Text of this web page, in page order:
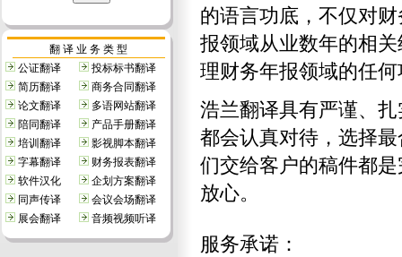
翻 译 业 务 类 型
公证翻译
投标标书翻译
简历翻译
商务合同翻译
论文翻译
多语网站翻译
陪同翻译
产品手册翻译
培训翻译
影视脚本翻译
字幕翻译
财务报表翻译
软件汉化
企划方案翻译
同声传译
会议会场翻译
展会翻译
音频视频听译
的语言功底，不仅对
报领域从业数年的相
理财务年报领域的任
浩兰翻译具有严谨、
都会认真对待，选择
们交给客户的稿件都
放心。
服务承诺：